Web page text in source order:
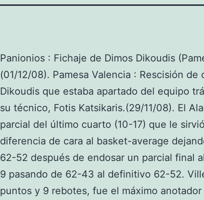
Panionios : Fichaje de Dimos Dikoudis
(01/12/08). Pamesa Valencia : Rescisión de
Dikoudis que estaba apartado del equipo
su técnico, Fotis Katsikaris.(29/11/08). El
parcial del último cuarto (10-17) que le
diferencia de cara al basket-average
62-52 después de endosar un parcial final
9 pasando de 62-43 al definitivo 62-52.
puntos y 9 rebotes, fue el máximo